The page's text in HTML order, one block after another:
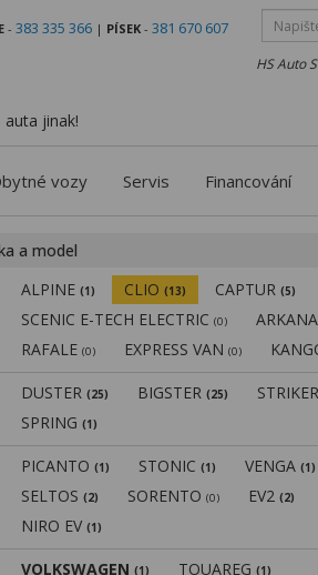
- 383 335 366 | PÍSEK - 381 670 607
HS Auto
auta jinak!
vozy Servis Financování
a model
ALPINE(1) CLIO(13) CAPTUR(5)
SCENIC E-TECH ELECTRIC(0)
RAFALE(0) EXPRESS VAN(0)
DUSTER(25) BIGSTER(25)
SPRING(1)
PICANTO(1) STONIC(1) VENGA(1)
SELTOS(2) SORENTO(0) EV2(2)
NIRO EV(1)
VOLKSWAGEN (1) TOUAREG (1)